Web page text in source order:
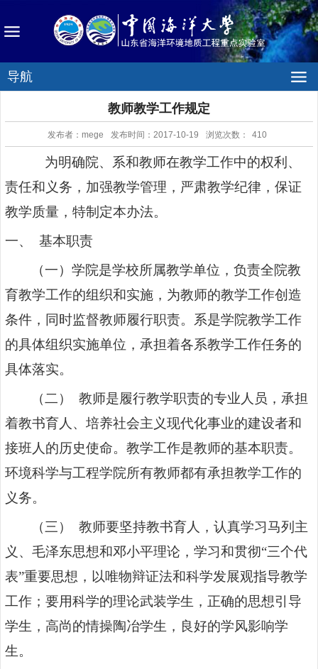
导航
教师教学工作规定
发布者：mege 发布时间：2017-10-19 浏览次数： 410
为明确院、系和教师在教学工作中的权利、
责任和义务，加强教学管理，严肃教学纪律，保证
教学质量，特制定本办法。
一、 基本职责
（一）学院是学校所属教学单位，负责全院教
育教学工作的组织和实施，为教师的教学工作创造
条件，同时监督教师履行职责。系是学院教学工作
的具体组织实施单位，承担着各系教学工作任务的
具体落实。
（二） 教师是履行教学职责的专业人员，承担
着教书育人、培养社会主义现代化事业的建设者和
接班人的历史使命。教学工作是教师的基本职责。
环境科学与工程学院所有教师都有承担教学工作的
义务。
（三） 教师要坚持教书育人，认真学习马列主
义、毛泽东思想和邓小平理论，学习和贯彻“三个代
表”重要思想，以唯物辩证法和科学发展观指导教学
工作；要用科学的理论武装学生，正确的思想引导
学生，高尚的情操陶冶学生，良好的学风影响学
生。